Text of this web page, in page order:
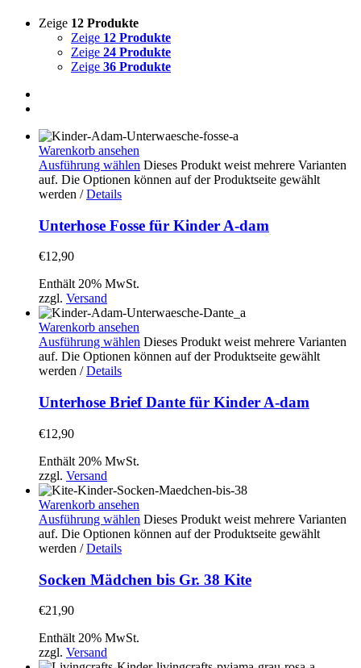
Zeige 12 Produkte
Zeige 12 Produkte
Zeige 24 Produkte
Zeige 36 Produkte
Warenkorb ansehen
Ausführung wählen Dieses Produkt weist mehrere Varianten
auf. Die Optionen können auf der Produktseite gewählt
werden / Details
Unterhose Fosse für Kinder A-dam
€12,90
Enthält 20% MwSt.
zzgl. Versand
Warenkorb ansehen
Ausführung wählen Dieses Produkt weist mehrere Varianten
auf. Die Optionen können auf der Produktseite gewählt
werden / Details
Unterhose Brief Dante für Kinder A-dam
€12,90
Enthält 20% MwSt.
zzgl. Versand
Warenkorb ansehen
Ausführung wählen Dieses Produkt weist mehrere Varianten
auf. Die Optionen können auf der Produktseite gewählt
werden / Details
Socken Mädchen bis Gr. 38 Kite
€21,90
Enthält 20% MwSt.
zzgl. Versand